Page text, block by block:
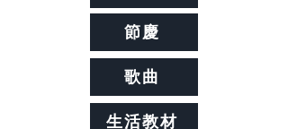
節慶
生活教材
歌曲